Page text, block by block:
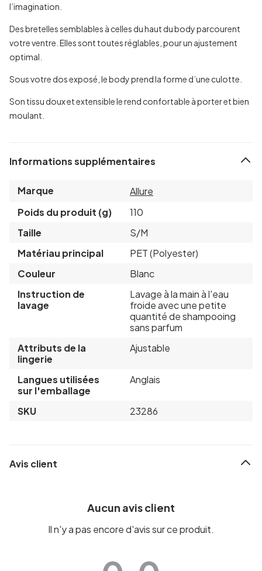
l’imagination.
Des bretelles semblables à celles du haut du body parcourent
votre ventre. Elles sont toutes réglables, pour un ajustement
optimal.
Sous votre dos exposé, le body prend la forme d’une culotte.
Son tissu doux et extensible le rend confortable à porter et bien
moulant.
Informations supplémentaires
Marque
Allure
Poids du produit (g)
110
Taille
S/M
Matériau principal
PET (Polyester)
Couleur
Blanc
Instruction de
lavage
Lavage à la main à l'eau
froide avec une petite
quantité de shampooing
sans parfum
Attributs de la
lingerie
Ajustable
Langues utilisées
sur l'emballage
Anglais
SKU 23286
Avis client
Aucun avis client
Il n'y a pas encore d'avis sur ce produit.